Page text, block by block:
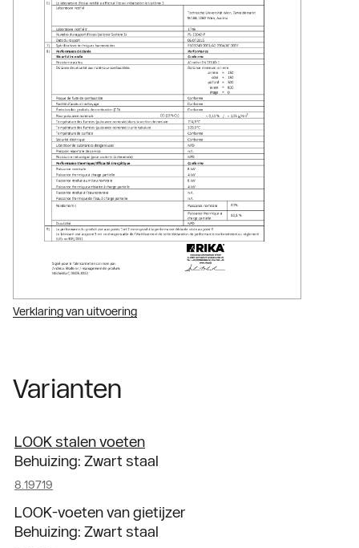
Verklaring van uitvoering
Varianten
LOOK stalen voeten
Behuizing: Zwart staal
8.19719
LOOK-voeten van gietijzer
Behuizing: Zwart staal